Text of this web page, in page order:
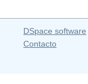
DSpace software
Contacto